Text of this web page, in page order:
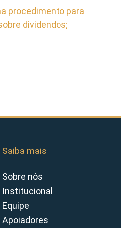
procedimento para
dividendos;
Saiba mais
Sobre nós
Institucional
Equipe
Apoiadores